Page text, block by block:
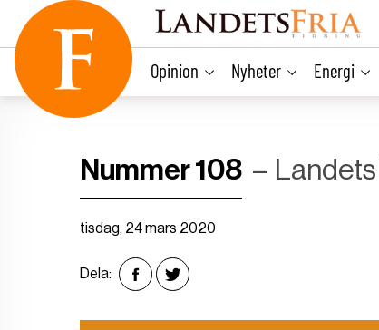
content
Opinion Nyheter Energi
Nummer 108
tisdag, 24 mars 2020
Dela: